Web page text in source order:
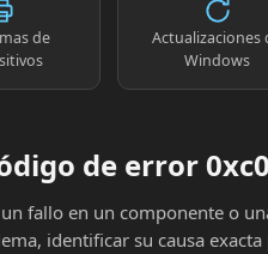
de
Actualizaciones
Windows
de error
fallo en un componente o
identificar su causa